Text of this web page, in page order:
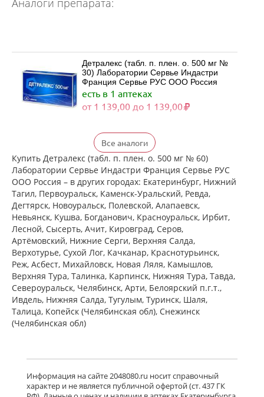
Аналоги препарата:
Детралекс (табл. п. плен. о. 500 мг №
30) Лаборатории Сервье Индастри
Франция Сервье РУС ООО Россия
есть в 1 аптеках
от 1 139,00 до 1 139,00
Детралекс (табл. п. плен. о. 500 мг №
60) Лаборатории Сервье Индастри
Франция Сервье РУС ООО Россия
есть в 1 аптеках
от 2 164,00 до 2 164,00
Венарус (табл. п. плен. о. 50 мг+450
мг № 30) Алиум АО (Московская
обл,.рп. Оболенск) Россия
есть в 1 аптеках
от 1 183,00 до 1 183,00
Венарус (табл. п. плен. о. 50 мг+450
мг № 60) Алиум АО (Московская
обл,.рп. Оболенск) Россия
есть в 1 аптеках
от 2 079,00 до 2 079,00
Детралекс (табл. п. плен. о. 1000 мг
№ 60) Лаборатории Сервье
Индастри Франция Сервье РУС ООО
Россия
Все аналоги
Купить Детралекс (табл. п. плен. о. 500 мг № 60)
Лаборатории Сервье Индастри Франция Сервье РУС
ООО Россия – в других городах: Екатеринбург, Нижний
Тагил, Первоуральск, Каменск-Уральский, Ревда,
Дегтярск, Новоуральск, Полевской, Алапаевск,
Невьянск, Кушва, Богданович, Красноуральск, Ирбит,
Лесной, Сысерть, Ачит, Кировград, Серов,
Артёмовский, Нижние Cерги, Верхняя Салда,
Верхотурье, Сухой Лог, Качканар, Краснотурьинск,
Реж, Асбест, Михайловск, Новая Ляля, Камышлов,
Верхняя Тура, Талинка, Карпинск, Нижняя Тура, Тавда,
Североуральск, Челябинск, Арти, Белоярский п.г.т.,
Ивдель, Нижняя Салда, Тугулым, Туринск, Шаля,
Талица, Копейск (Челябинская обл), Снежинск
(Челябинская обл)
Информация на сайте 2048080.ru носит справочный
характер и не является публичной офертой (ст. 437 ГК